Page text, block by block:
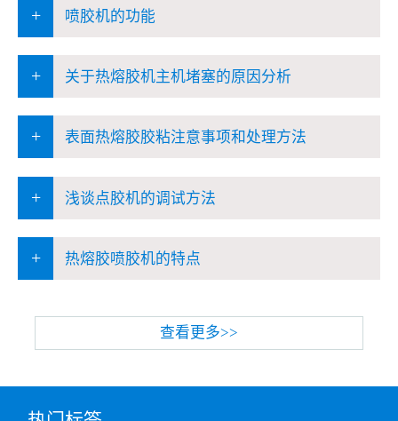
+ 喷胶机的功能
+ 关于热熔胶机主机堵塞的原因分析
+ 表面热熔胶胶粘注意事项和处理方法
+ 浅谈点胶机的调试方法
+ 热熔胶喷胶机的特点
查看更多>>